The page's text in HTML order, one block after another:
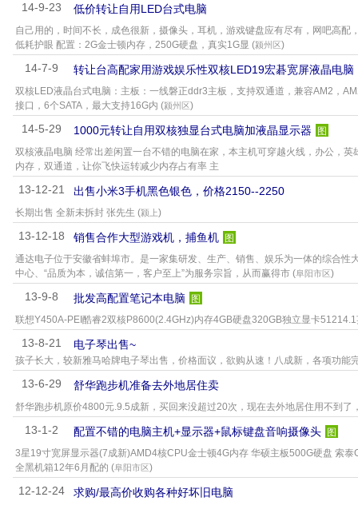
14-9-23 低价转让自用LED台式电脑
自己用的，时间不长，成色很新，摄像头，耳机，游戏键盘应有尽有，网吧高
低耗护眼 配置：2G金士顿内存，250G硬盘，真实1G显 (颍州区)
14-7-9 转让台高配家用游戏娱乐性双核LED19宏碁宽屏液晶电脑
双核LED液晶台式电脑：主板：一线磐正ddr3主板，支持双通道，兼容AM2，
接口，6个SATA，最大支持16G内 (颍州区)
14-5-29 1000元转让自用双核独显台式电脑加液晶显示器
图
双核液晶电脑 经常出差闲置一台不错的电脑在家，本主机可穿越火线，办公，
内存，双通道，让你飞快运转减少内存占有率 主
13-12-21 出售小米3手机黑色银色，价格2150--2250
长期出售 全新未拆封 张先生 (颍上)
13-12-18 销售合作大型游戏机，捕鱼机
图
通达电子位于安徽省蚌埠市。是一家集研发、生产、销售、娱乐为一体的综合性
中心、“品质为本，诚信第一，客户至上”为服务宗旨，从而赢得市 (阜阳市区)
13-9-8 批发高配置笔记本电脑
图
联想Y450A-PEI酷睿2双核P8600(2.4GHz)内存4GB硬盘320GB独立显卡
13-8-21 电子琴出售~
孩子长大，较新雅马哈牌电子琴出售，价格面议，欲购从速！八成新，各项功能
13-6-29 舒华跑步机准备去外地居住卖
舒华跑步机原价4800元.9.5成新，买回来没超过20次，现在去外地居住用不到了
13-1-2 配置不错的电脑主机+显示器+鼠标键盘音响摄像头
图
3星19寸宽屏显示器(7成新)AMD4核CPU金士顿4G内存 华硕主板500G硬盘 索
全黑机箱12年6月配的 (阜阳市区)
12-12-24 求购/最高价收购各种好坏旧电脑